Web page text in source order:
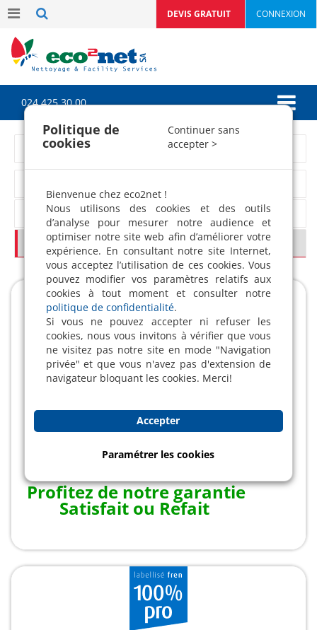
CONNEXION
DEVIS GRATUIT
024 425 30 00
Lavage vitres et stores
Nettoyage des stores et des volets
De quoi dépendent le coût du nettoyage ?
Profitez de notre garantie
Satisfait ou Refait
Politique de
cookies
Continuer sans
accepter >
Bienvenue chez eco2net !
Nous utilisons des cookies et des outils
d’analyse pour mesurer notre audience et
optimiser notre site web afin d’améliorer votre
expérience. En consultant notre site Internet,
vous acceptez l’utilisation de ces cookies. Vous
pouvez modifier vos paramètres relatifs aux
cookies à tout moment et consulter notre
politique de confidentialité.
Si vous ne pouvez accepter ni refuser les
cookies, nous vous invitons à vérifier que vous
ne visitez pas notre site en mode "Navigation
privée" et que vous n'avez pas d'extension de
navigateur bloquant les cookies. Merci!
Accepter
Paramétrer les cookies